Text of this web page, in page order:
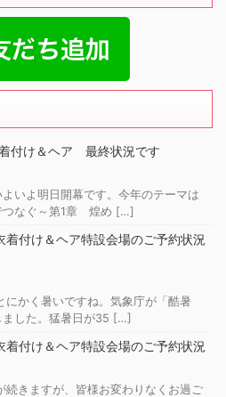
付け＆ヘア 最終状況です
いよ明日開幕です。今年のテーマは
つなぐ～第1章 煌め […]
付け＆ヘア特設会場のご予約状況
にかく暑いですね。気象庁が「酷暑
ました。猛暑日が35 […]
付け＆ヘア特設会場のご予約状況
続きますが、皆様お変わりなくお過ご